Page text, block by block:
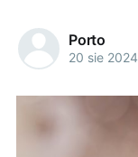
Porto
20 sie 2024